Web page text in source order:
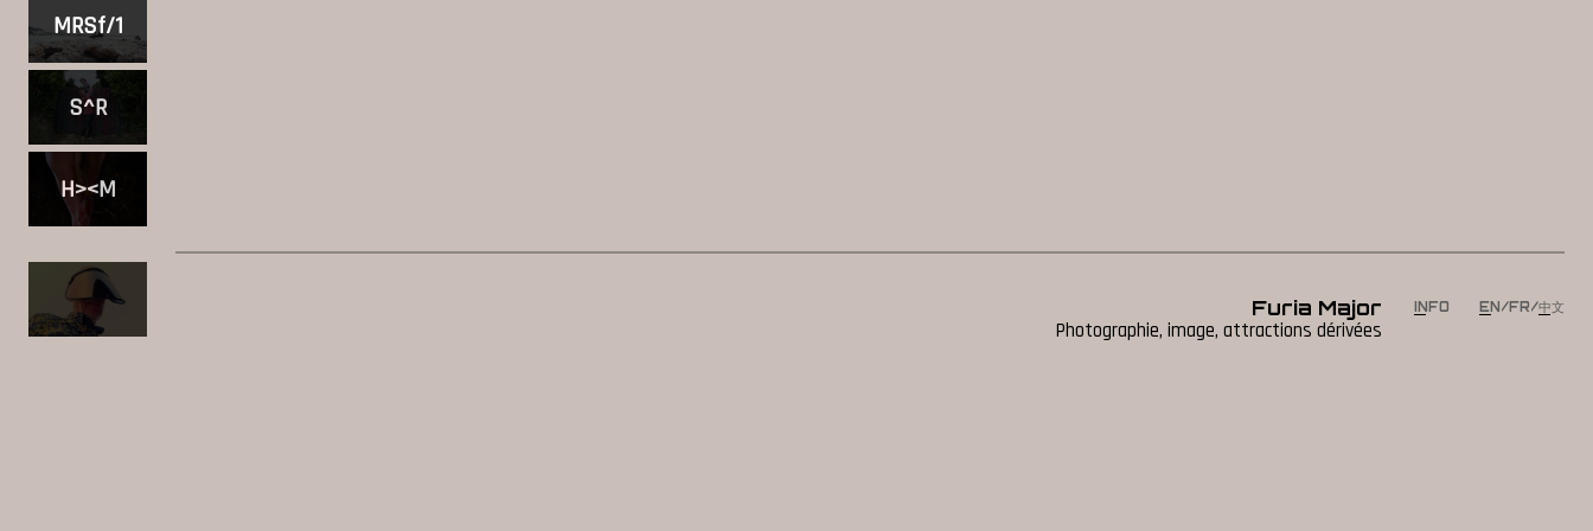
MRSf/1
S^R
H><M
Furia Major
Photographie, image, attractions dérivées
INFO EN /FR/中文